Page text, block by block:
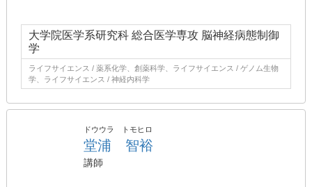
大学院医学系研究科 総合医学専攻 脳神経病態制御
学
ライフサイエンス / 薬系化学、創薬科学、ライフサイエンス / ゲノム生物
学、ライフサイエンス / 神経内科学
ドウウラ トモヒロ
堂浦 智裕
講師